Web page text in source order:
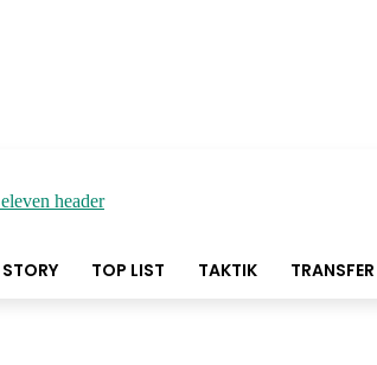
STORY TOP LIST TAKTIK TRANSFER